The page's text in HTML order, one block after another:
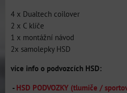
4 x Dualtech coilover
2 x C klíče
1 x montážní návod
2x samolepky HSD
více info o podvozcích HSD:
- HSD PODVOZKY (tlumiče /